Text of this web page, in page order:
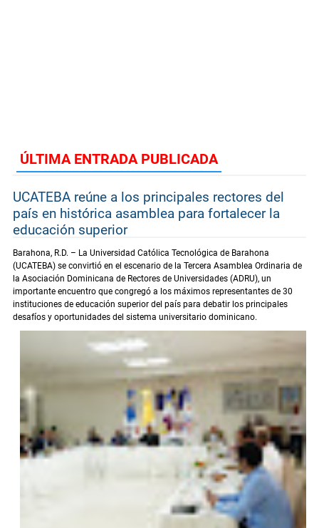
ÚLTIMA ENTRADA PUBLICADA
UCATEBA reúne a los principales rectores del
país en histórica asamblea para fortalecer la
educación superior
Barahona, R.D. – La Universidad Católica Tecnológica de Barahona
(UCATEBA) se convirtió en el escenario de la Tercera Asamblea Ordinaria de
la Asociación Dominicana de Rectores de Universidades (ADRU), un
importante encuentro que congregó a los máximos representantes de 30
instituciones de educación superior del país para debatir los principales
desafíos y oportunidades del sistema universitario dominicano.